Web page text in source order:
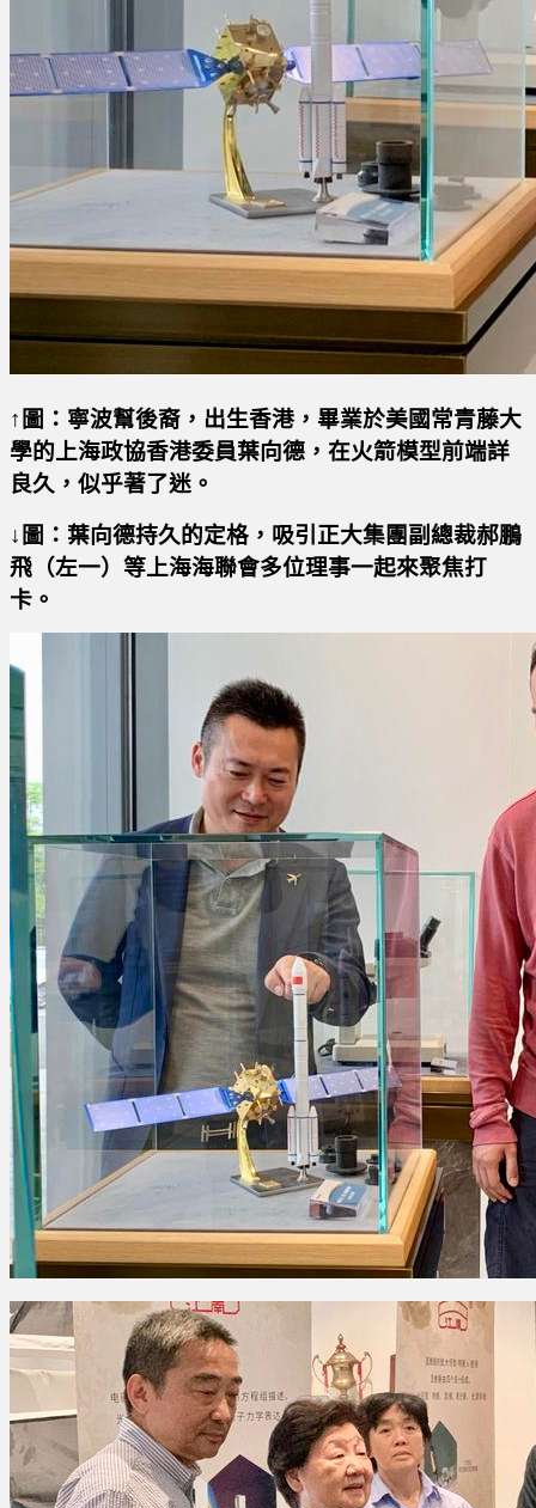
↑圖：寧波幫後裔，出生香港，畢業於美國常青藤大
學的上海政協香港委員葉向德，在火箭模型前端詳
良久，似乎著了迷。
↓圖：葉向德持久的定格，吸引正大集團副總裁郝鵬
飛（左一）等上海海聯會多位理事一起來聚焦打
卡。